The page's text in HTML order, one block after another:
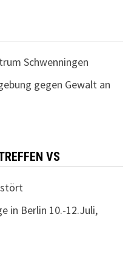
Schwenningen
gegen Gewalt an
VS
in Berlin 10.-12.Juli,